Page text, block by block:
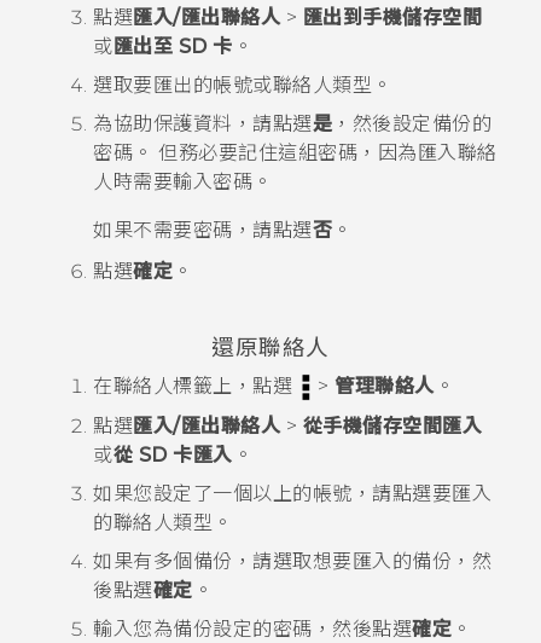
點選 匯入/匯出聯絡人> 匯出到手機儲存空間
或 匯出至 SD 卡 。
選取要匯出的帳號或聯絡人類型。
為協助保護資料，請點選是 ，然後設定備份的
密碼。 但務必要記住這組密碼，因為匯入聯絡
人時需要輸入密碼。
如果不需要密碼，請點選否 。
點選確定 。
還原聯絡人
在聯絡人標籤上，點選 > 管理聯絡人。
點選 匯入/匯出聯絡人> 從手機儲存空間匯入
或從 SD 卡匯入 。
如果您設定了一個以上的帳號，請點選要匯入
的聯絡人類型。
如果有多個備份，請選取想要匯入的備份，然
後點選確定 。
輸入您為備份設定的密碼，然後點選確定 。